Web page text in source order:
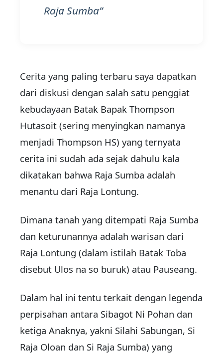
Raja Sumba
Cerita yang paling terbaru saya dapatkan
dari diskusi dengan salah satu penggiat
kebudayaan Batak Bapak Thompson
Hutasoit (sering menyingkan namanya
menjadi Thompson HS) yang ternyata
cerita ini sudah ada sejak dahulu kala
dikatakan bahwa Raja Sumba adalah
menantu dari Raja Lontung.
Dimana tanah yang ditempati Raja Sumba
dan keturunannya adalah warisan dari
Raja Lontung (dalam istilah Batak Toba
disebut Ulos na so buruk) atau Pauseang.
Dalam hal ini tentu terkait dengan legenda
perpisahan antara Sibagot Ni Pohan dan
ketiga Anaknya, yakni Silahi Sabungan, Si
Raja Oloan dan Si Raja Sumba) yang